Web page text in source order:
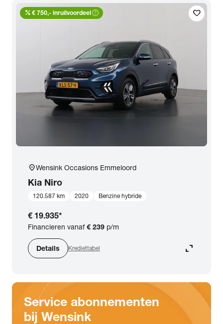
favorite
percent € 750,- inruilvoordeelhelp_outline
location_onWensink Occasions Emmeloord
Kia Niro
120.587 km 2020 Benzine hybride
€ 19.935*
Financieren vanaf€ 239 p/m
Details Krediettabel expand_content
Service abonnementen
bij Wensink